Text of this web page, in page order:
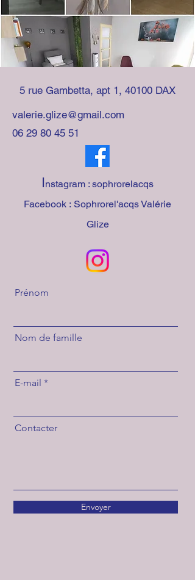
5 rue Gambetta, apt 1, 40100 DAX
valerie.glize@gmail.com
06 29 80 45 51
Instagram : sophrorelacqs
Facebook : Sophrorel'acqs Valérie
Glize
Prénom
Nom de famille
E-mail
Contacter
Envoyer